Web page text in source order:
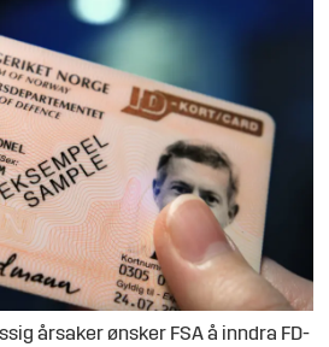
årsaker ønsker FSA å inndra FD-